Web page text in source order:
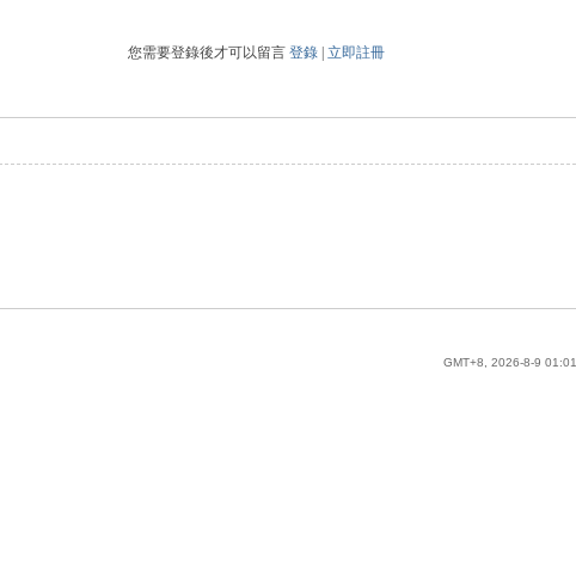
您需要登錄後才可以留言登錄 |立即註冊
GMT+8, 2026-8-9 01:01